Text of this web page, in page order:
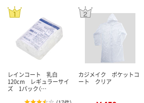
レインコート 乳白
120cm レギュラーサイ
ズ 1パック（…
カジメイク ポケットコ
ート クリア